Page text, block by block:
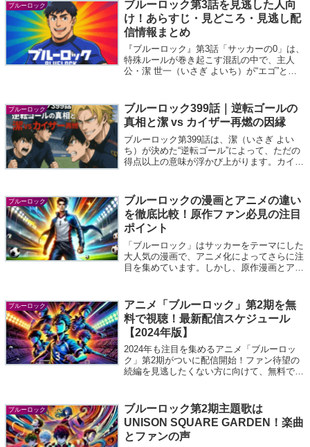
ブルーロック
ブルーロック第3話を見逃した人向
け！あらすじ・見どころ・見逃し配
信情報まとめ
『ブルーロック』第3話「サッカーの0」は、
特殊ルールが巻き起こす混乱の中で、主人
公・潔 世一（いさぎ よいち）が“エゴ”と向
め、見どころや原作との関連点を解説しま...
ブルーロック
ブルーロック399話｜逆転ゴールの
真相と潔 vs カイザー再燃の因縁
ブルーロック第399話は、潔（いさぎ よい
ち）が決めた“逆転ゴール”によって、ただの
得点以上の意味が浮かび上がります。カイザ
では、「逆転ゴールの真相」と「本編と...
ブルーロック
ブルーロックの漫画とアニメの違い
を徹底比較！原作ファン必見の注目
ポイント
「ブルーロック」はサッカーをテーマにした
大人気の漫画で、アニメ化によってさらに注
目を集めています。しかし、原作漫画とアニ
気になるポイントです。本記事では、漫画
と...
ブルーロック
アニメ「ブルーロック」第2期を無
料で視聴！最新配信スケジュール
【2024年版】
2024年も注目を集めるアニメ「ブルーロッ
ク」第2期がついに配信開始！ファン待望の
続編を見逃したくない方に向けて、無料で視
ビスの最新情報をもとに、おすすめの視聴...
ブルーロック
ブルーロック第2期主題歌は
UNISON SQUARE GARDEN！楽曲
とファンの声